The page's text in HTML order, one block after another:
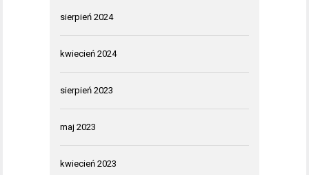
sierpień 2024
kwiecień 2024
sierpień 2023
maj 2023
kwiecień 2023